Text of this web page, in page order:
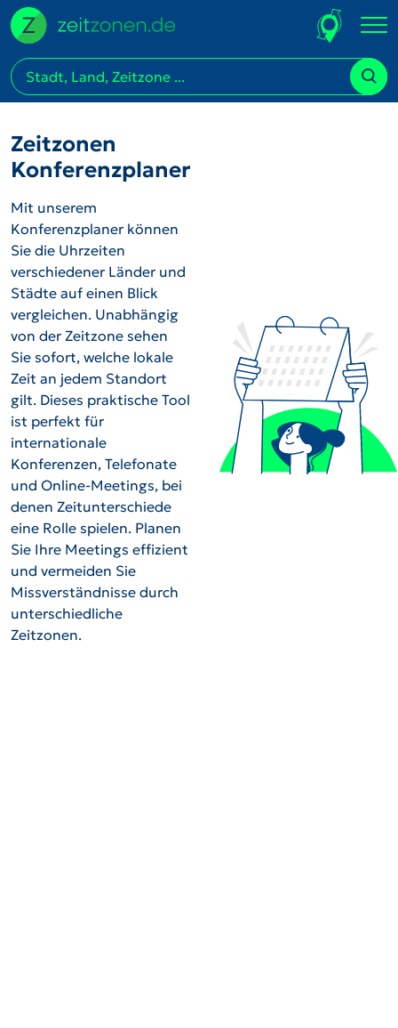
Zeitzonen
Konferenzplaner
Mit unserem
Konferenzplaner können
Sie die Uhrzeiten
verschiedener Länder und
Städte auf einen Blick
vergleichen. Unabhängig
von der Zeitzone sehen
Sie sofort, welche lokale
Zeit an jedem Standort
gilt. Dieses praktische Tool
ist perfekt für
internationale
Konferenzen, Telefonate
und Online-Meetings, bei
denen Zeitunterschiede
eine Rolle spielen. Planen
Sie Ihre Meetings effizient
und vermeiden Sie
Missverständnisse durch
unterschiedliche
Zeitzonen.